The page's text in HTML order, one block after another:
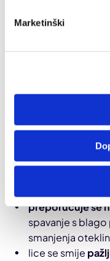
Marketinški
već nakon nekoliko
aktivnostima, a
Svi pacijenti
postoperativne
ne u razdoblju
U prvim danima
preporučuje se
spavanje s
smanjenja
lice se smije